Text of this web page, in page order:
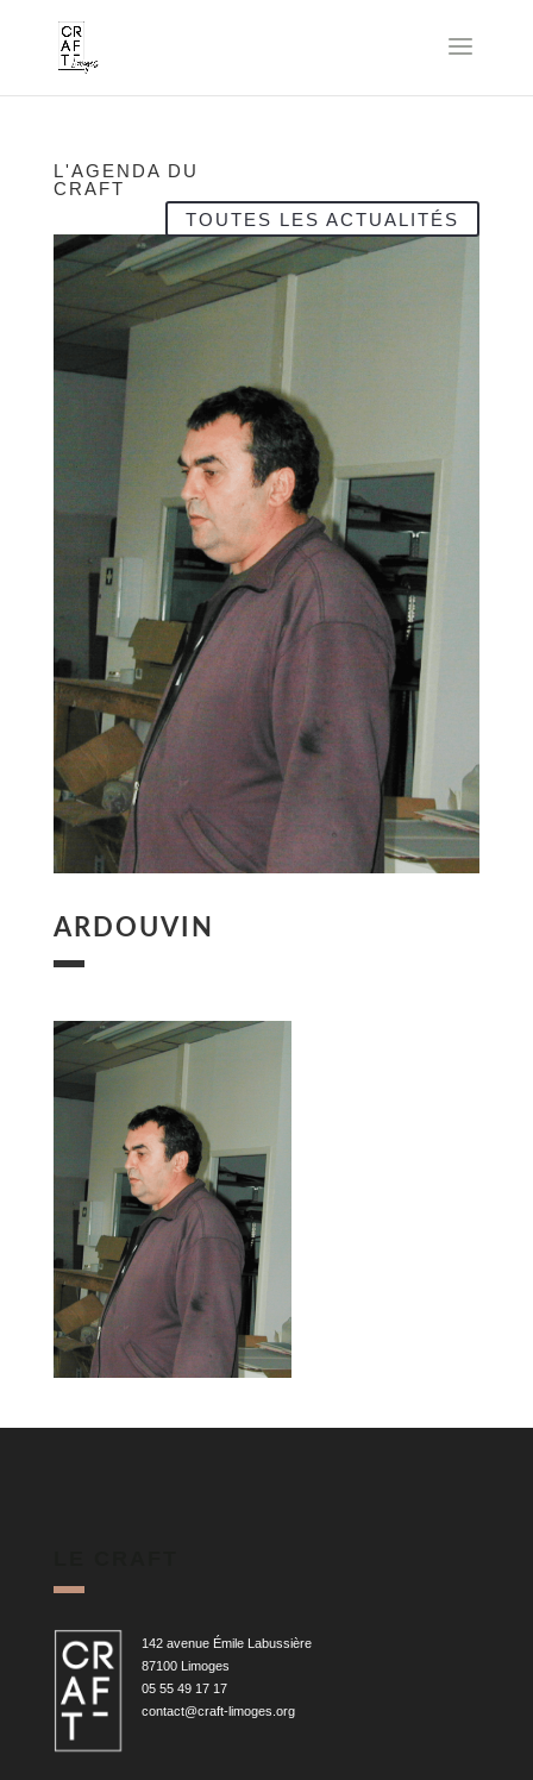
L'AGENDA DU
CRAFT
TOUTES LES ACTUALITÉS
ARDOUVIN
142 avenue Émile Labussière
87100 Limoges
05 55 49 17 17
contact@craft-limoges.org